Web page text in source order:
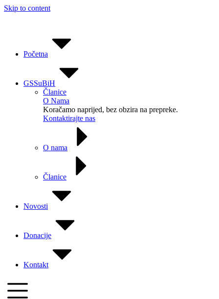
Skip to content
Početna
GSSuBiH
Članice
O Nama
Koračamo naprijed, bez obzira na prepreke.
Kontaktirajte nas
O nama
Članice
Novosti
Donacije
Kontakt